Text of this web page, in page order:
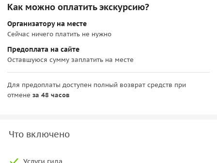
Как можно оплатить экскурсию?
Организатору на месте
Сейчас ничего платить не нужно
Предоплата на сайте
Оставшуюся сумму заплатить на месте
Для предоплаты доступен полный возврат средств при
отмене за 48 часов
Что включено